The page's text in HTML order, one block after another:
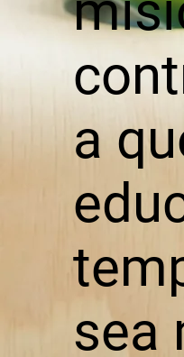
a
sea